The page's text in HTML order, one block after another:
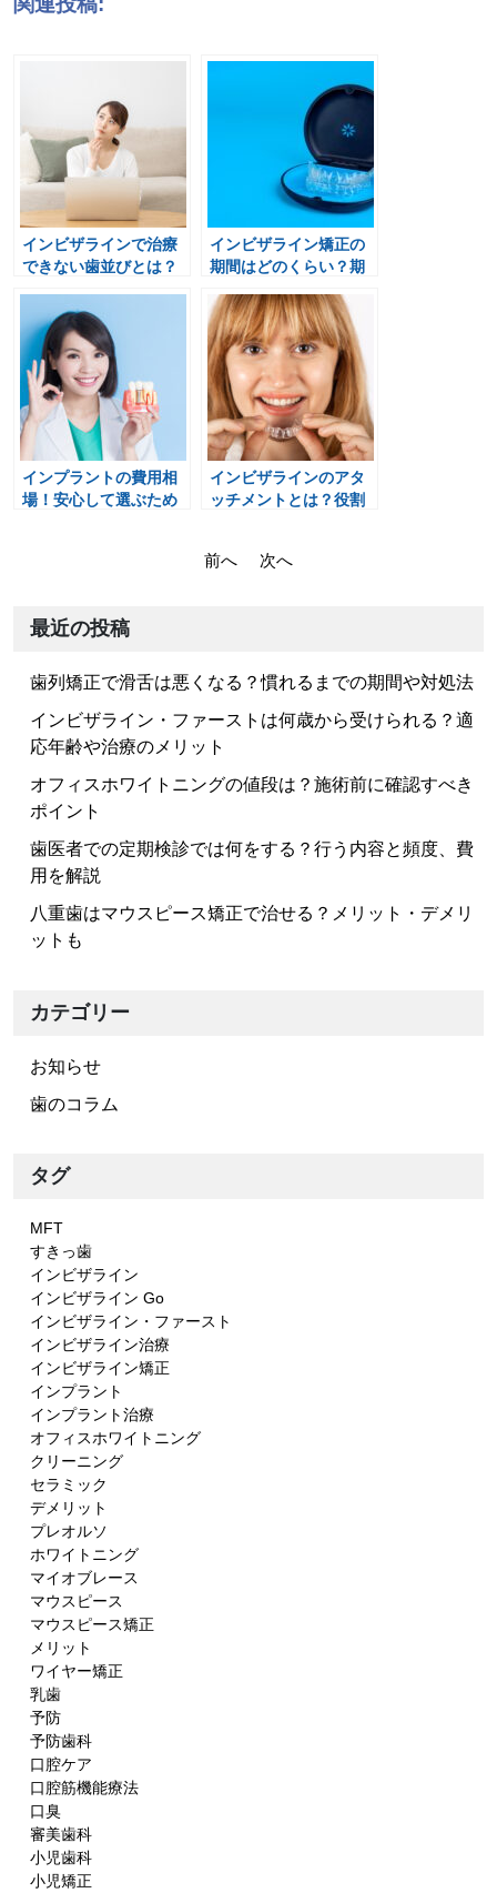
インビザラインで治療
できない歯並びとは？
インビザライン矯正の
期間はどのくらい？期
は
インプラントの費用相
場！安心して選ぶため
インビザラインのアタ
ッチメントとは？役割
ナ
ゲ
ー
シ
ョ
ン
前へ 次へ
最近の投稿
歯列矯正で滑舌は悪くなる？慣れるまでの期間や対処法
インビザライン・ファーストは何歳から受けられる？適
応年齢や治療のメリット
オフィスホワイトニングの値段は？施術前に確認すべき
ポイント
歯医者での定期検診では何をする？行う内容と頻度、費
用を解説
八重歯はマウスピース矯正で治せる？メリット・デメリ
ットも
カテゴリー
お知らせ
歯のコラム
タグ
MFT
すきっ歯
インビザライン
インビザライン Go
インビザライン・ファースト
インビザライン治療
インビザライン矯正
インプラント
インプラント治療
オフィスホワイトニング
クリーニング
セラミック
デメリット
プレオルソ
ホワイトニング
マイオブレース
マウスピース
マウスピース矯正
メリット
ワイヤー矯正
乳歯
予防
予防歯科
口腔ケア
口腔筋機能療法
口臭
審美歯科
小児歯科
小児矯正